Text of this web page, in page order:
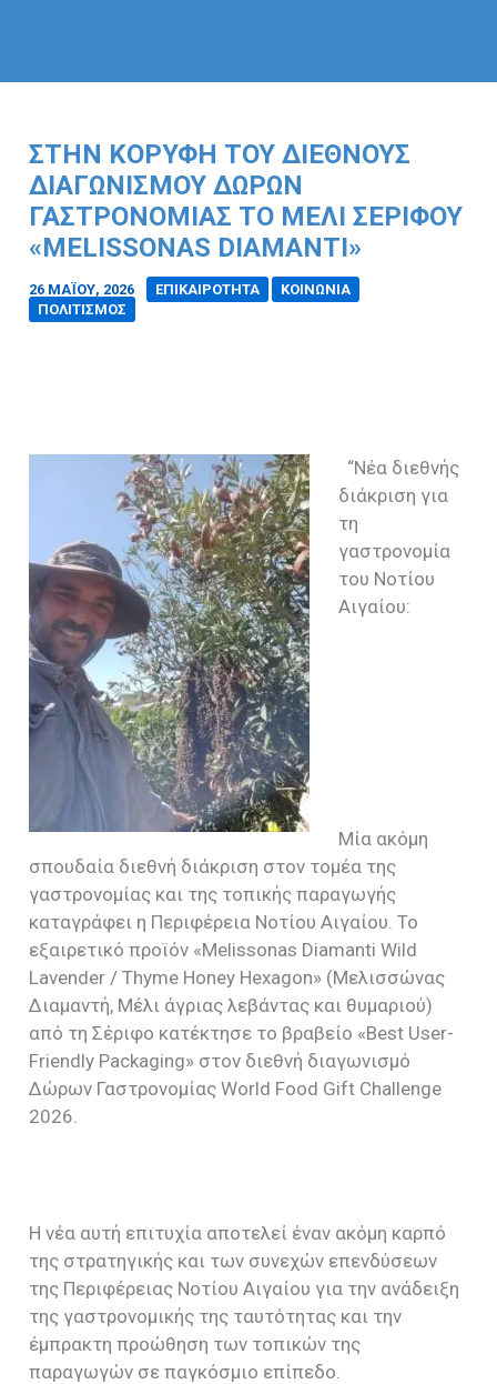
ΣΤΗΝ ΚΟΡΥΦΉ ΤΟΥ ΔΙΕΘΝΟΎΣ
ΔΙΑΓΩΝΙΣΜΟΎ ΔΏΡΩΝ
ΓΑΣΤΡΟΝΟΜΊΑΣ ΤΟ ΜΈΛΙ ΣΕΡΊΦΟΥ
«MELISSONAS DIAMANTI»
26 ΜΑΪ́ΟΥ, 2026 ΕΠΙΚΑΙΡΟΤΗΤΑ
ΚΟΙΝΩΝΙΑ
ΠΟΛΙΤΙΣΜΟΣ
“Νέα διεθνής
διάκριση για
τη
γαστρονομία
του Νοτίου
Αιγαίου:
Μία ακόμη
σπουδαία διεθνή διάκριση στον τομέα της
γαστρονομίας και της τοπικής παραγωγής
καταγράφει η Περιφέρεια Νοτίου Αιγαίου. Το
εξαιρετικό προϊόν «Melissonas Diamanti Wild
Lavender / Thyme Honey Hexagon» (Μελισσώνας
Διαμαντή, Μέλι άγριας λεβάντας και θυμαριού)
από τη Σέριφο κατέκτησε το βραβείο «Best User-
Friendly Packaging» στον διεθνή διαγωνισμό
Δώρων Γαστρονομίας World Food Gift Challenge
2026.
Η νέα αυτή επιτυχία αποτελεί έναν ακόμη καρπό
της στρατηγικής και των συνεχών επενδύσεων
της Περιφέρειας Νοτίου Αιγαίου για την ανάδειξη
της γαστρονομικής της ταυτότητας και την
έμπρακτη προώθηση των τοπικών της
παραγωγών σε παγκόσμιο επίπεδο.